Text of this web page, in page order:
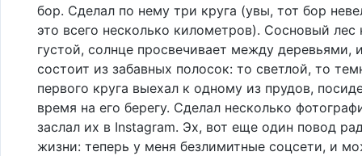
бор. Сделал по нему три круга (увы, тот бор
это всего несколько километров). Сосновый
густой, солнце просвечивает между деревьями,
состоит из забавных полосок: то светлой, то
первого круга выехал к одному из прудов,
время на его берегу. Сделал несколько
заслал их в Instagram. Эх, вот еще один повод
жизни: теперь у меня безлимитные соцсети, и